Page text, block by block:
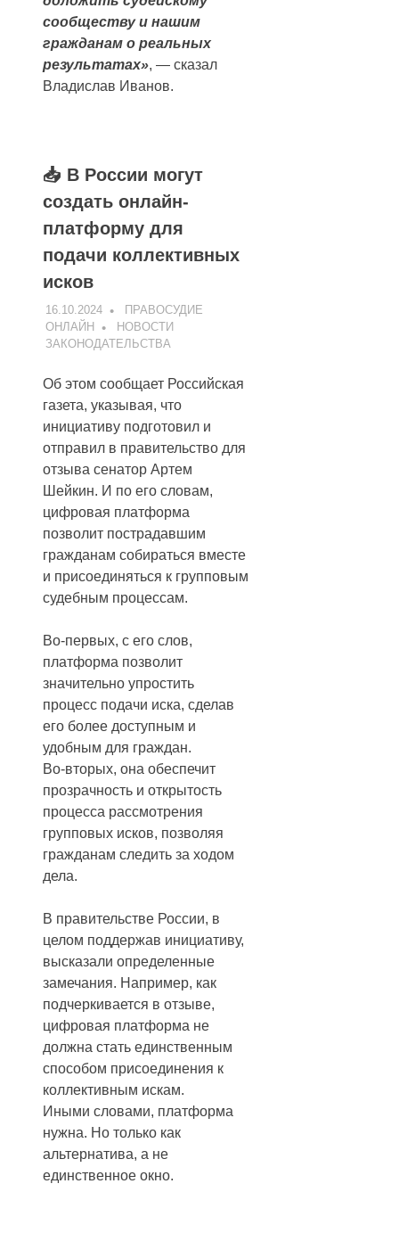
сообществу и нашим
гражданам о реальных
результатах», — сказал
Владислав Иванов.
📥 В России могут
создать онлайн-
платформу для
подачи коллективных
исков
16.10.2024
ПРАВОСУДИЕ
ОНЛАЙН
НОВОСТИ
ЗАКОНОДАТЕЛЬСТВА
Об этом сообщает Российская
газета, указывая, что
инициативу подготовил и
отправил в правительство для
отзыва сенатор Артем
Шейкин. И по его словам,
цифровая платформа
позволит пострадавшим
гражданам собираться вместе
и присоединяться к групповым
судебным процессам.
Во-первых, с его слов,
платформа позволит
значительно упростить
процесс подачи иска, сделав
его более доступным и
удобным для граждан.
Во-вторых, она обеспечит
прозрачность и открытость
процесса рассмотрения
групповых исков, позволяя
гражданам следить за ходом
дела.
В правительстве России, в
целом поддержав инициативу,
высказали определенные
замечания. Например, как
подчеркивается в отзыве,
цифровая платформа не
должна стать единственным
способом присоединения к
коллективным искам.
Иными словами, платформа
нужна. Но только как
альтернатива, а не
единственное окно.